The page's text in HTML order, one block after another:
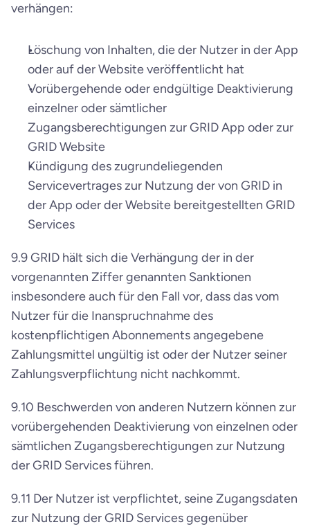
verhängen:
Löschung von Inhalten, die der Nutzer in der App
oder auf der Website veröffentlicht hat
Vorübergehende oder endgültige Deaktivierung
einzelner oder sämtlicher
Zugangsberechtigungen zur GRID App oder zur
GRID Website
Kündigung des zugrundeliegenden
Servicevertrages zur Nutzung der von GRID in
der App oder der Website bereitgestellten GRID
Services
9.9 GRID hält sich die Verhängung der in der
vorgenannten Ziffer genannten Sanktionen
insbesondere auch für den Fall vor, dass das vom
Nutzer für die Inanspruchnahme des
kostenpflichtigen Abonnements angegebene
Zahlungsmittel ungültig ist oder der Nutzer seiner
Zahlungsverpflichtung nicht nachkommt.
9.10 Beschwerden von anderen Nutzern können zur
vorübergehenden Deaktivierung von einzelnen oder
sämtlichen Zugangsberechtigungen zur Nutzung
der GRID Services führen.
9.11 Der Nutzer ist verpflichtet, seine Zugangsdaten
zur Nutzung der GRID Services gegenüber